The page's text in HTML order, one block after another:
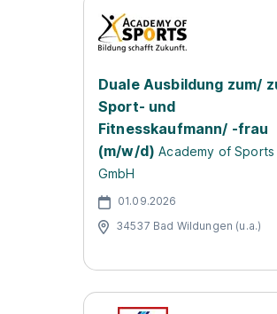
Duale Ausbildung zum/
Sport- und
Fitnesskaufmann/ -frau
(m/w/d) Academy of Sports
GmbH
01.09.2026
34537 Bad Wildungen (u.a.)